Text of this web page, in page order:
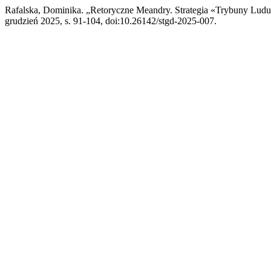
Rafalska, Dominika. „Retoryczne Meandry. Strategia «Trybuny
grudzień 2025, s. 91-104, doi:10.26142/stgd-2025-007.